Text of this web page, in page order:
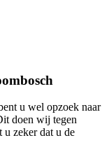
u wel opzoek naar
doen wij tegen
u zeker dat u de